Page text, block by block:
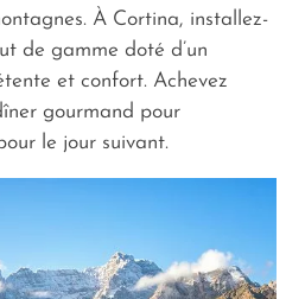
À Cortina, installez-
de gamme doté d’un
et confort. Achevez
gourmand pour
le jour suivant.